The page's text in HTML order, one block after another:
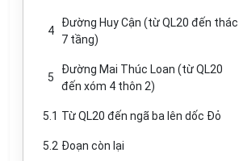
4
Đường Huy Cận (từ QL20 đến thác
7 tầng)
5
Đường Mai Thúc Loan (từ QL20
đến xóm 4 thôn 2)
5.1 Từ QL20 đến ngã ba lên dốc Đỏ
5.2 Đoạn còn lại